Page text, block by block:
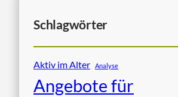
Schlagwörter
Aktiv im Alter Analyse
Angebote für